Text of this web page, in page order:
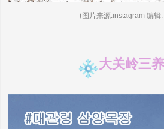
(图片来源:instagram 编辑
大关岭三